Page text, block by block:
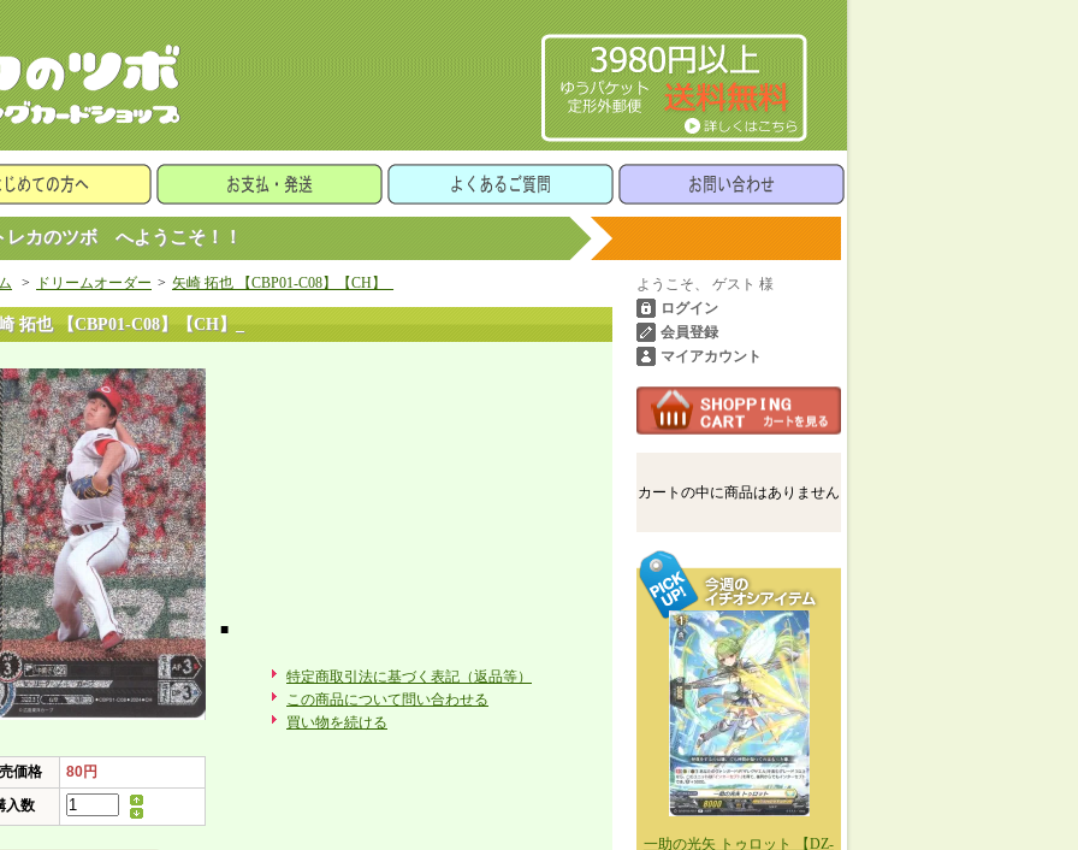
カのツボ へようこそ！！
> ドリームオーダー > 矢崎 拓也 【CBP01-C08】【CH】_
拓也 【CBP01-C08】【CH】_
価格
80円
入数
■
特定商取引法に基づく表記（返品等）
この商品について問い合わせる
買い物を続ける
ようこそ、 ゲスト 様
ログイン
会員登録
マイアカウント
カートの中に商品はありません
一助の光矢 トゥロット 【DZ-